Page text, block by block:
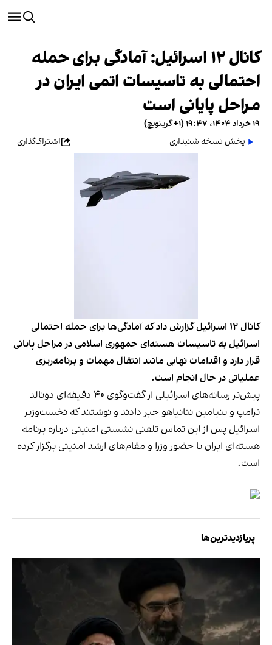
کانال ۱۲ اسرائیل: آمادگی برای حمله
احتمالی به تاسیسات اتمی ایران در
مراحل پایانی است
۱۹ خرداد ۱۴۰۴، ۱۹:۴۷ (‎+۱ گرینویچ)
پخش نسخه شنیداری
اشتراک‌گذاری
کانال ۱۲ اسرائیل گزارش داد که آمادگی‌ها برای حمله احتمالی
اسرائیل به تاسیسات هسته‌ای جمهوری اسلامی در مراحل پایانی
قرار دارد و اقدامات نهایی مانند انتقال مهمات و برنامه‌ریزی
عملیاتی در حال انجام است.
پیش‌تر رسانه‌های اسرائیلی از گفت‌وگوی ۴۰ دقیقه‌ای دونالد
ترامپ و بنیامین نتانیاهو خبر دادند و نوشتند که نخست‌وزیر
اسرائیل پس از این تماس تلفنی نشستی امنیتی درباره برنامه
هسته‌ای ایران با حضور وزرا و مقام‌های ارشد امنیتی برگزار کرده
است.
پربازدیدترین‌ها